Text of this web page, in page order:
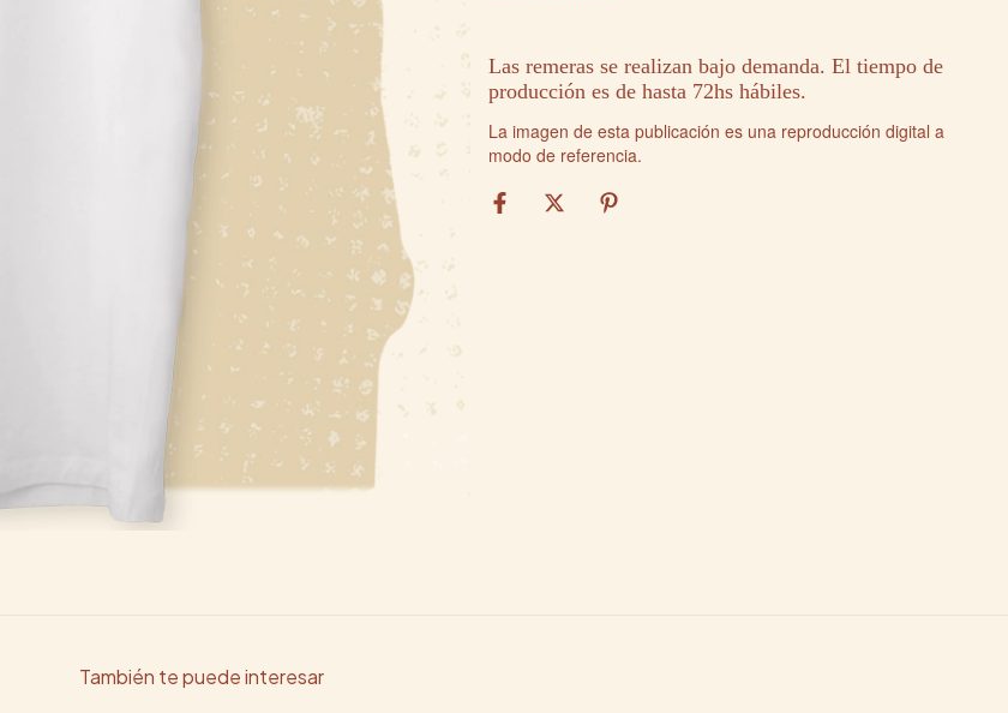
Las remeras se realizan bajo demanda. El tiempo de
producción es de hasta 72hs hábiles.
La imagen de esta publicación es una reproducción digital a
modo de referencia.
También te puede interesar